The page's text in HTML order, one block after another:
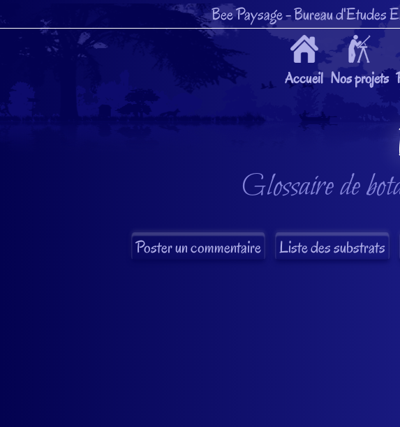
Bee Paysage- Bureau d'Etudes
Accueil Nos projets
Glossaire de
Liste des substrats